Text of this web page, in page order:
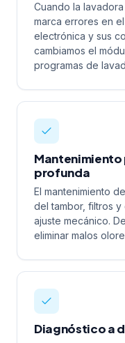
Cuando la
marca errores en
electrónica y sus
cambiamos el
programas de
profunda
El mantenimiento
del tambor, filtros
ajuste mecánico.
eliminar malos
Diagnóstico a